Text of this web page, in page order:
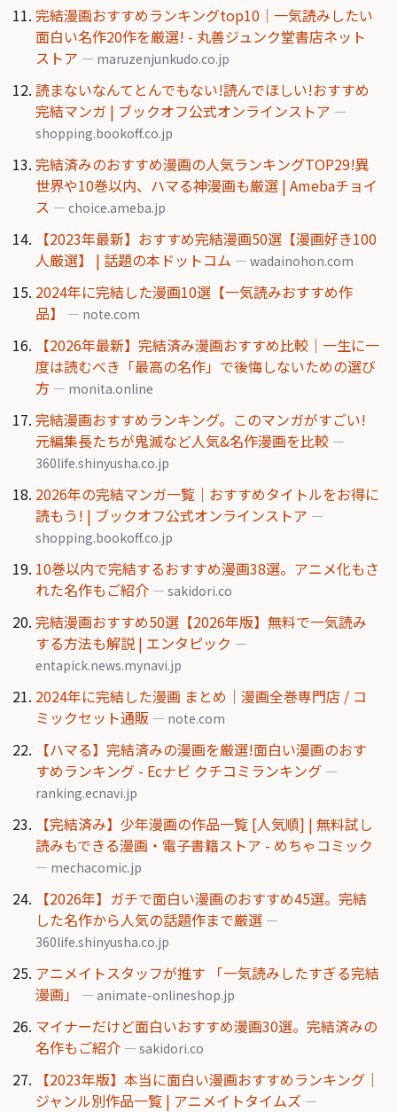
完結漫画おすすめランキングtop10｜一気読みしたい
面白い名作20作を厳選! - 丸善ジュンク堂書店ネット
ストア — maruzenjunkudo.co.jp
読まないなんてとんでもない!読んでほしい!おすすめ
完結マンガ | ブックオフ公式オンラインストア —
shopping.bookoff.co.jp
完結済みのおすすめ漫画の人気ランキングTOP29!異
世界や10巻以内、ハマる神漫画も厳選 | Amebaチョイ
ス — choice.ameba.jp
【2023年最新】おすすめ完結漫画50選【漫画好き100
人厳選】 | 話題の本ドットコム — wadainohon.com
2024年に完結した漫画10選【一気読みおすすめ作
品】
— note.com
【2026年最新】完結済み漫画おすすめ比較｜一生に一
度は読むべき「最高の名作」で後悔しないための選び
方 — monita.online
完結漫画おすすめランキング。このマンガがすごい!
元編集長たちが鬼滅など人気&名作漫画を比較 —
360life.shinyusha.co.jp
2026年の完結マンガ一覧｜おすすめタイトルをお得に
読もう! | ブックオフ公式オンラインストア —
shopping.bookoff.co.jp
10巻以内で完結するおすすめ漫画38選。アニメ化もさ
れた名作もご紹介 — sakidori.co
完結漫画おすすめ50選【2026年版】無料で一気読み
する方法も解説 | エンタピック —
entapick.news.mynavi.jp
2024年に完結した漫画 まとめ｜漫画全巻専門店 / コ
ミックセット通販 — note.com
【ハマる】完結済みの漫画を厳選!面白い漫画のおす
すめランキング - Ecナビ クチコミランキング —
ranking.ecnavi.jp
【完結済み】少年漫画の作品一覧 [人気順] | 無料試し
読みもできる漫画・電子書籍ストア - めちゃコミック
— mechacomic.jp
【2026年】ガチで面白い漫画のおすすめ45選。完結
した名作から人気の話題作まで厳選 —
360life.shinyusha.co.jp
アニメイトスタッフが推す 「一気読みしたすぎる完結
漫画」
— animate-onlineshop.jp
マイナーだけど面白いおすすめ漫画30選。完結済みの
名作もご紹介 — sakidori.co
【2023年版】本当に面白い漫画おすすめランキング｜
ジャンル別作品一覧 | アニメイトタイムズ —